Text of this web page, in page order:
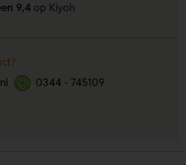
9,4op Kiyoh
0344 - 745109